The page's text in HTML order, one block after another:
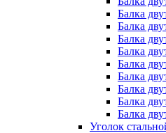
Балка
Балка
Балка
Балка
Балка
Балка
Балка
Балка
Балка
Уголок